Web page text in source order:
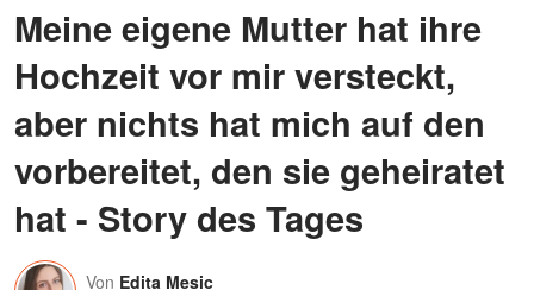
Meine eigene Mutter hat ihre
Hochzeit vor mir versteckt,
aber nichts hat mich auf den
vorbereitet, den sie geheiratet
hat - Story des Tages
Von Edita Mesic